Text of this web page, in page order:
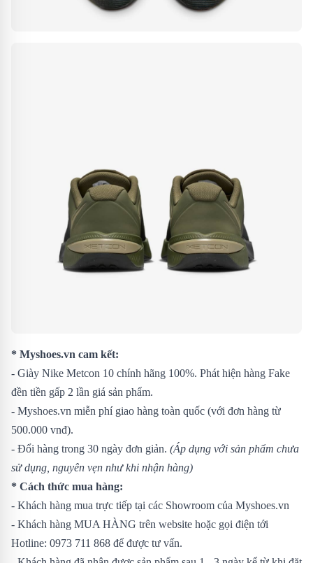
* Myshoes.vn cam kết:
- Giày Nike Metcon 10 chính hãng 100%. Phát hiện hàng Fake
đền tiền gấp 2 lần giá sản phẩm.
- Myshoes.vn miễn phí giao hàng toàn quốc (với đơn hàng từ
500.000 vnđ).
- Đổi hàng trong 30 ngày đơn giản. (Áp dụng với sản phẩm chưa
sử dụng, nguyên vẹn như khi nhận hàng)
* Cách thức mua hàng:
- Khách hàng mua trực tiếp tại các Showroom của Myshoes.vn
- Khách hàng MUA HÀNG trên website hoặc gọi điện tới
Hotline: 0973 711 868 để được tư vấn.